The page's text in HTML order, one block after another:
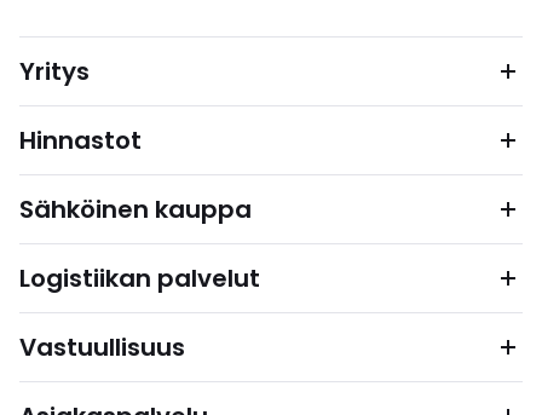
Yritys
Hinnastot
Sähköinen kauppa
Logistiikan palvelut
Vastuullisuus